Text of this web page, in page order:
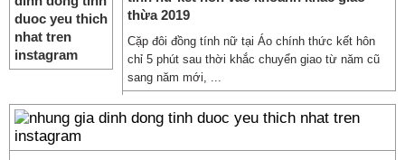
thừa 2019
Cặp đôi đồng tính nữ tại Áo chính thức kết hôn
chỉ 5 phút sau thời khắc chuyển giao từ năm cũ
sang năm mới, ...